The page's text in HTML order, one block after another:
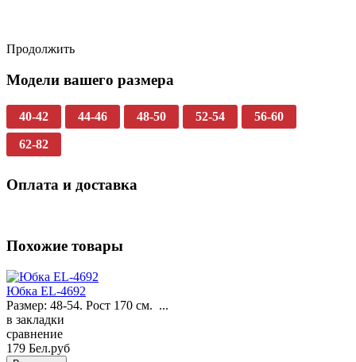
Продолжить
Модели вашего размера
40-42 44-46 48-50 52-54 56-60
62-82
Оплата и доставка
Похожие товары
Юбка EL-4692
Размер: 48-54. Рост 170 см. ...
в закладки
сравнение
179 Бел.руб